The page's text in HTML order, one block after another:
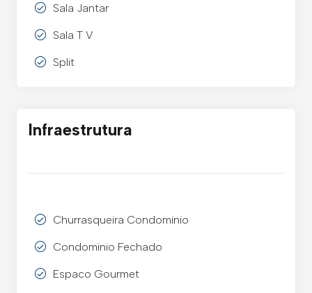
Sala Jantar
Sala T V
Split
Infraestrutura
Churrasqueira Condominio
Condominio Fechado
Espaco Gourmet